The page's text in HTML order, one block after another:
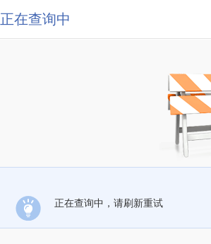
正在查询中
正在查询中，请刷新重试